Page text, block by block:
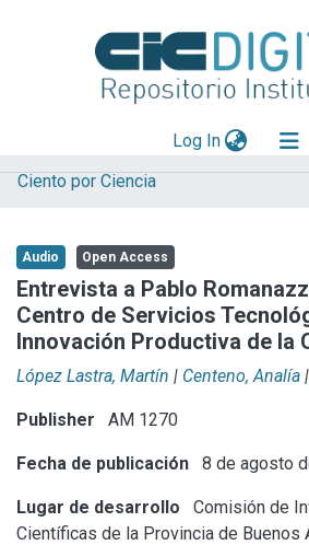
Log In(current)
Explorar
Aportar material
Statistics
Ciento por Ciencia
Audio Open Access
Entrevista a Pablo
Centro de Servicios
Innovación Productiva de la
López Lastra, Martín | Centeno, Analía |
Publisher AM 1270
Fecha de publicación 8 de agosto
Lugar de desarrollo
Comisión de
Científicas de la Provincia de Buenos